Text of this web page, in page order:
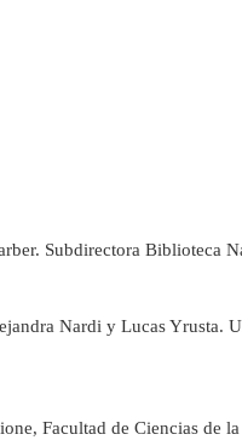
Subdirectora Biblioteca
Nardi y Lucas Yrusta.
Facultad de Ciencias de